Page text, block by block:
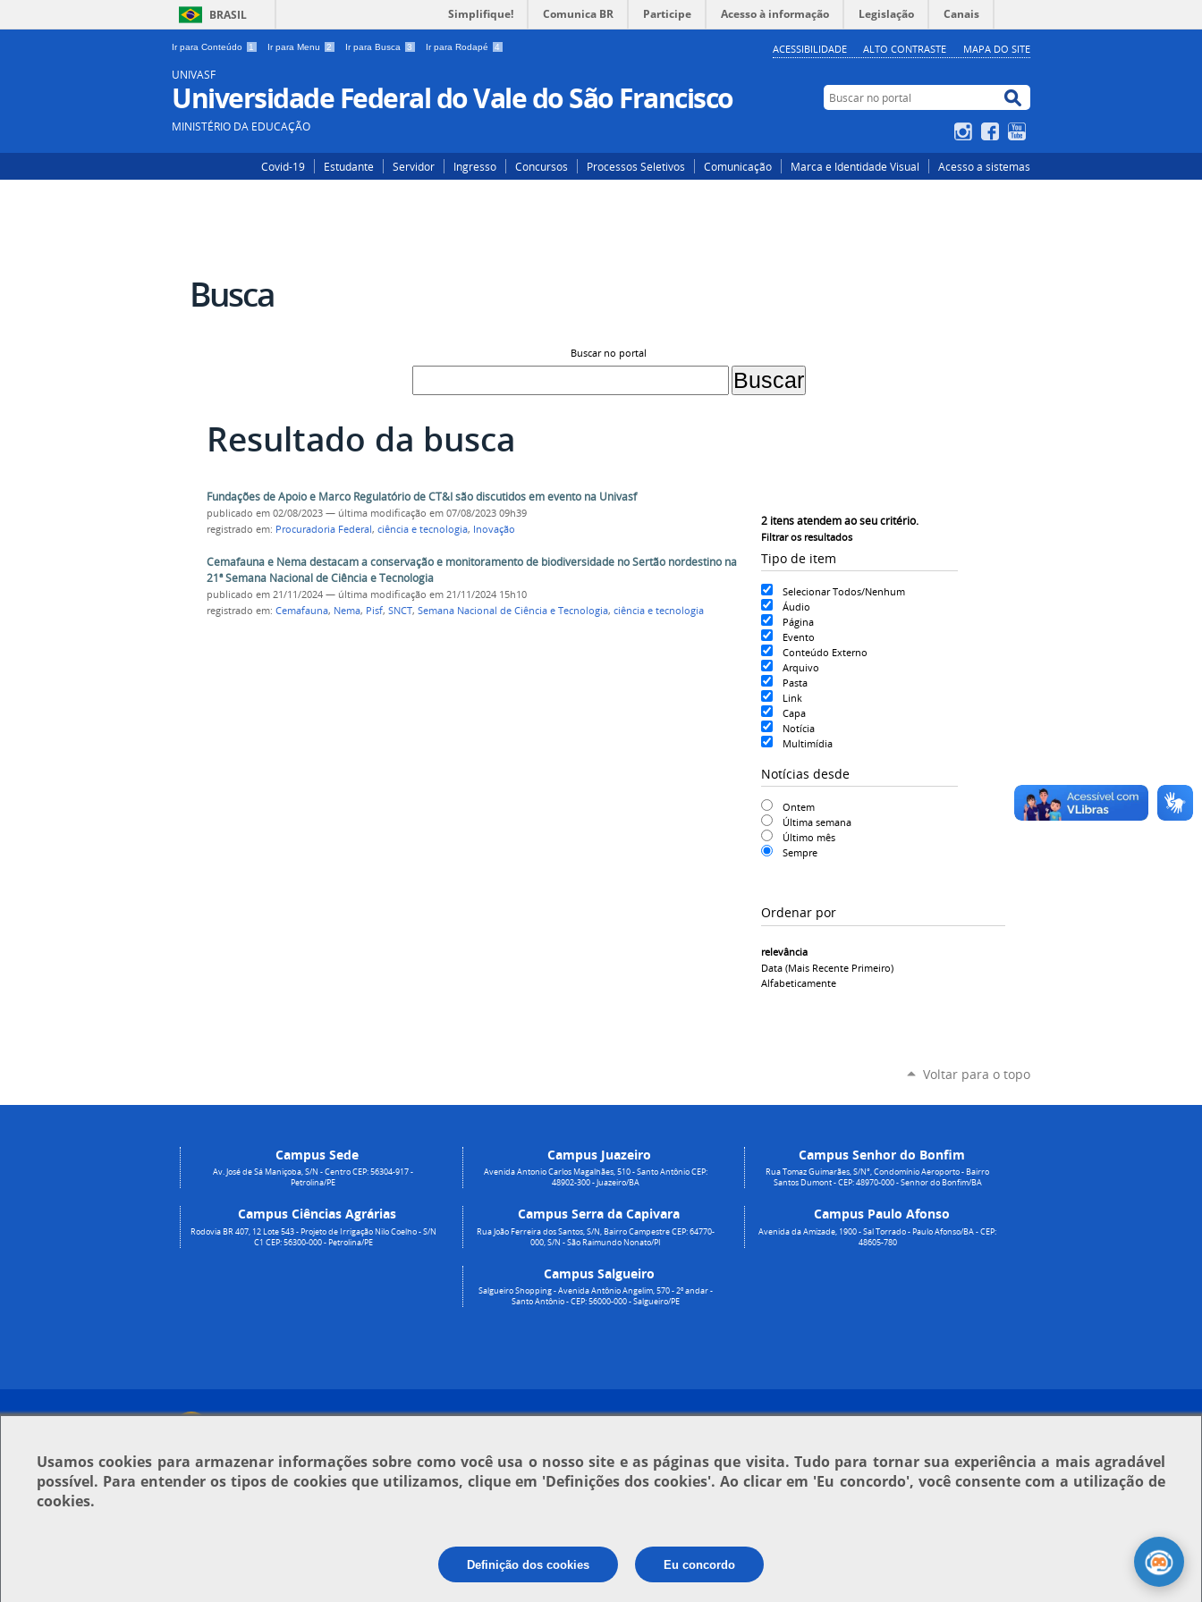
BRASIL Simplifique! Comunica BR Participe Acesso à informação Legislação Canais
Ir para Conteúdo 1 Ir para Menu 2 Ir para Busca 3 Ir para Rodapé 4 ACESSIBILIDADE ALTO CONTRASTE MAPA DO SITE
UNIVASF
Universidade Federal do Vale do São Francisco
MINISTÉRIO DA EDUCAÇÃO
Buscar no portal
Buscar no portal
InstagramFacebook
Covid-19 Estudante Servidor Ingresso Concursos Processos Seletivos Comunicação Marca e Identidade Visual Acesso a sistemas
Busca
Buscar no portal
Resultado da busca
2itens atendem ao seu critério.
Filtrar os resultados
Tipo de item
Selecionar Todos/Nenhum
Áudio
Página
Evento
Conteúdo Externo
Arquivo
Pasta
Link
Capa
Notícia
Multimídia
Notícias desde
Ontem
Última semana
Último mês
Sempre
Ordenar por
relevância
Data (mais Recente Primeiro)
Alfabeticamente
Fundações de Apoio e Marco Regulatório de CT&I são discutidos em evento na Univasf
publicado em 02/08/2023 — última modificação em 07/08/2023 09h39
registrado em: Procuradoria Federal, ciência e tecnologia, Inovação
Cemafauna e Nema destacam a conservação e monitoramento de biodiversidade no Sertão nordestino na
21ª Semana Nacional de Ciência e Tecnologia
publicado em 21/11/2024 — última modificação em 21/11/2024 15h10
registrado em: Cemafauna, Nema, Pisf, SNCT, Semana Nacional de Ciência e Tecnologia, ciência e tecnologia
Voltar para o topo
Campus Sede
Av. José de Sá Maniçoba, S/N - Centro CEP: 56304-917 -
Petrolina/PE
Campus Ciências Agrárias
Rodovia BR 407, 12 Lote 543 - Projeto de Irrigação Nilo Coelho - S/N
C1 CEP: 56300-000 - Petrolina/PE
Campus Juazeiro
Avenida Antonio Carlos Magalhães, 510 - Santo Antônio CEP:
48902-300 - Juazeiro/BA
Campus Serra da Capivara
Rua João Ferreira dos Santos, S/N, Bairro Campestre CEP: 64770-
000, S/N - São Raimundo Nonato/PI
Campus Salgueiro
Salgueiro Shopping - Avenida Antônio Angelim, 570 - 2º andar -
Santo Antônio - CEP: 56000-000 - Salgueiro/PE
Campus Senhor do Bonfim
Rua Tomaz Guimarães, S/N°, Condomínio Aeroporto - Bairro
Santos Dumont - CEP: 48970-000 - Senhor do Bonfim/BA
Campus Paulo Afonso
Avenida da Amizade, 1900 - Sal Torrado - Paulo Afonso/BA - CEP:
48605-780
Usamoscookies para armazenar informações sobre como você usa o nosso site e as páginas que visita. Tudo para tornar sua experiência a mais agradável
possível. Para entender os tipos de cookies que utilizamos, clique em 'Definições dos cookies'. Ao clicar em 'Eu concordo', você consente com a utilização de
cookies.